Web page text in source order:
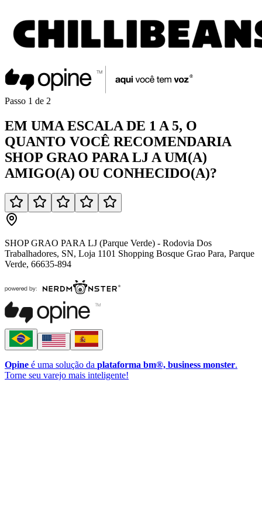
Passo 1 de 2
EM UMA ESCALA DE 1 A 5, O
QUANTO VOCÊ RECOMENDARIA
SHOP GRAO PARA LJ A UM(A)
AMIGO(A) OU CONHECIDO(A)?
SHOP GRAO PARA LJ (Parque Verde) - Rodovia Dos
Trabalhadores, SN, Loja 1101 Shopping Bosque Grao Para, Parque
Verde, 66635-894
Opine é uma solução da plataforma bm®, business monster.
Torne seu varejo mais inteligente!